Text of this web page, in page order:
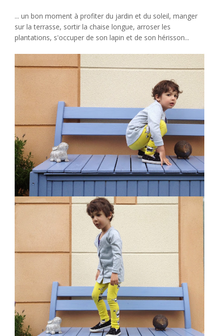
... un bon moment à profiter du jardin et du soleil, manger
sur la terrasse, sortir la chaise longue, arroser les
plantations, s'occuper de son lapin et de son hérisson...